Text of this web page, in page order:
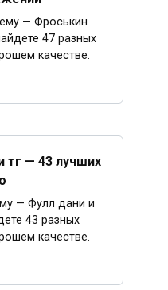
— Фроськин
47 разных
качестве.
тг — 43 лучших
— Фулл дани и
43 разных
качестве.